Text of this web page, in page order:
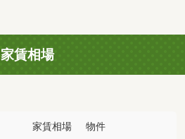
家賃相場
家賃相場 物件